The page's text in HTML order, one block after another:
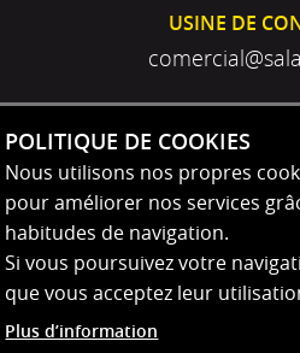
USINE DE
POLITIQUE DE COOKIES
Nous utilisons nos propres
pour améliorer nos services
habitudes de navigation.
Si vous poursuivez votre
que vous acceptez leur
Plus d’information